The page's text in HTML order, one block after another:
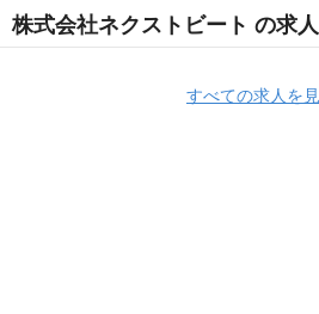
株式会社ネクストビート の求人
すべての求人を